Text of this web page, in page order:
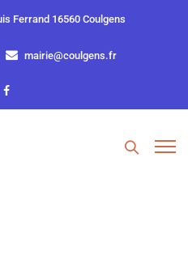
Ferrand 16560 Coulgens
mairie@coulgens.fr
public